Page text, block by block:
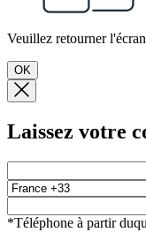
Veuillez retourner
OK
Laissez votre
*Téléphone à partir